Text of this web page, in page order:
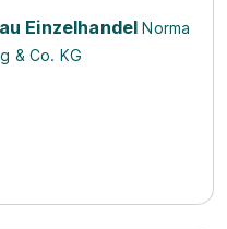
Einzelhandel Norma
& Co. KG